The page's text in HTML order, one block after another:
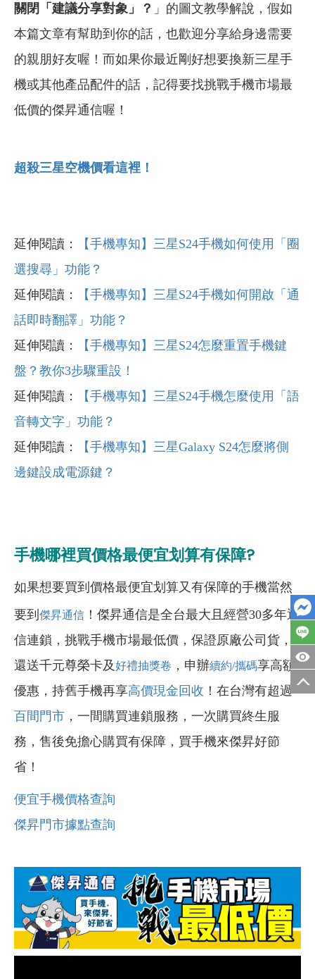
關閉「建議分享對象」？ 」的圖文教學解說， 假如
本篇文章有幫助到你的話，也歡迎分享給身邊需要
的親朋好友喔！而如果你最近剛好想要換新三星手
機或其他產品配件的話，記得要找挑戰手機市場最
低價的傑昇通信喔！
超殺三星空機價看這裡！
延伸閱讀：
【手機專知】三星S24手機如何使用「圈
選搜尋」功能？
延伸閱讀：
【手機專知】三星S24手機如何開啟「通
話即時翻譯」功能？
延伸閱讀：
【手機專知】三星S24怎麼重置手機鍵
盤？教你3步驟重設！
延伸閱讀：
【手機專知】三星S24手機怎麼使用「語
音轉文字」功能？
延伸閱讀：
【手機專知】三星Galaxy S24怎麼將側
邊鍵設成電源鍵？
手機哪裡買價格最便宜划算有保障?
如果想要買到價格最便宜划算又有保障的手機當然
要到 傑昇通信 ！傑昇通信是全台最大且經營30多年通
信連鎖，挑戰手機市場最低價，保證原廠公司貨，
還送千元尊榮卡及好禮抽獎卷 ，申辦續約/攜碼享高額
優惠，持舊手機再享高價現金回收 ！在台灣有超過
百間門市 ，一間購買連鎖服務，一次購買終生服
務，售後免擔心購買有保障，買手機來傑昇好節
省！
便宜手機價格查詢
傑昇門市據點查詢